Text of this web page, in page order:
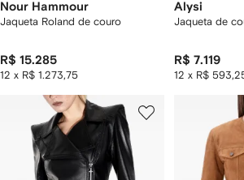
Nour Hammour
Jaqueta Roland de couro
R$ 15.285
12 x R$ 1.273,75
Alysi
Jaqueta de
R$ 7.119
12 x R$